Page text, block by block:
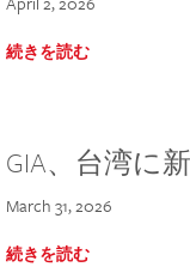
続きを読む
GIA、台湾に
March 31, 2026
続きを読む